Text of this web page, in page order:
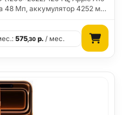
48 Мп, аккумулятор 4252 м…
575,30 р. / мес.